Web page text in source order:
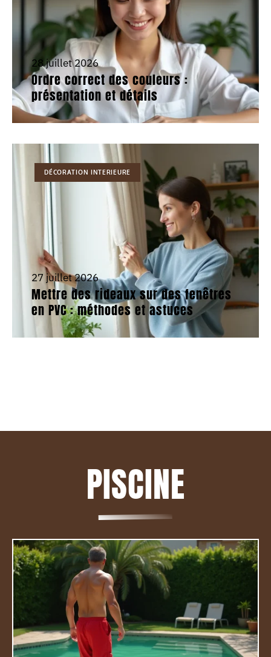
28 juillet 2026
Ordre correct des couleurs :
présentation et détails
DÉCORATION INTERIEURE
27 juillet 2026
Mettre des rideaux sur des fenêtres
en PVC : méthodes et astuces
PISCINE